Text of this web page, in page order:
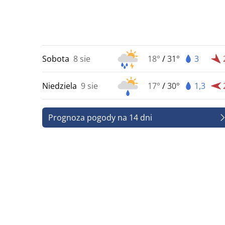
Sobota 8 sie 18° /31° 3
Niedziela 9 sie 17° /30° 1,3
Prognoza pogody na 14 dni